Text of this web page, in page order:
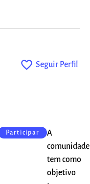
favorite_outline Seguir Perfil
Participar
A
comunidade
tem como
objetivo